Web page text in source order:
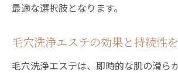
最適な選択肢となります。
毛穴洗浄エステの効果と持続性
毛穴洗浄エステは、即時的な肌の滑ら